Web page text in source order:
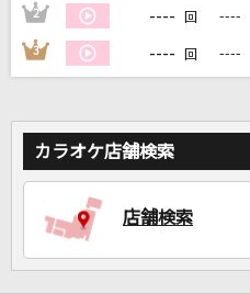
2 ---- 回 ----
3 ---- 回 ----
カラオケ店舗検索
店舗検索